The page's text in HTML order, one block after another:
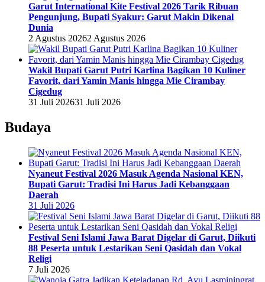
Garut International Kite Festival 2026 Tarik Ribuan
Pengunjung, Bupati Syakur: Garut Makin Dikenal
Dunia
2 Agustus 20262 Agustus 2026
Wakil Bupati Garut Putri Karlina Bagikan 10 Kuliner
Favorit, dari Yamin Manis hingga Mie Cirambay
Cigedug
31 Juli 202631 Juli 2026
Budaya
Nyaneut Festival 2026 Masuk Agenda Nasional KEN,
Bupati Garut: Tradisi Ini Harus Jadi Kebanggaan
Daerah
31 Juli 2026
Festival Seni Islami Jawa Barat Digelar di Garut, Diikuti
88 Peserta untuk Lestarikan Seni Qasidah dan Vokal
Religi
7 Juli 2026